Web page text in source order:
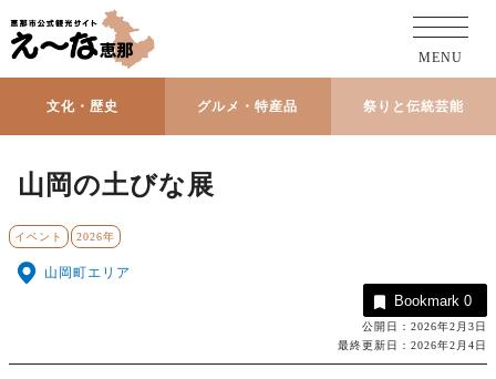
文化・歴史 グルメ・特産品 祭りと伝統芸能
MENU
山岡の土びな展
イベント 2026年
山岡町エリア
Bookmark 0
公開日：2026年2月3日
最終更新日：2026年2月4日